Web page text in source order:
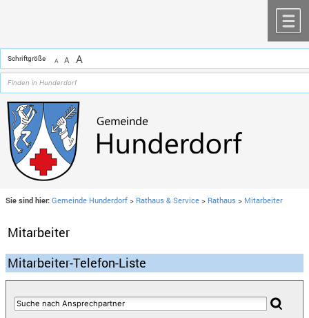
Schriftgröße A A A
Sie sind hier: Gemeinde Hunderdorf > Rathaus & Service > Rathaus > Mitarbeiter
Mitarbeiter
Mitarbeiter-Telefon-Liste